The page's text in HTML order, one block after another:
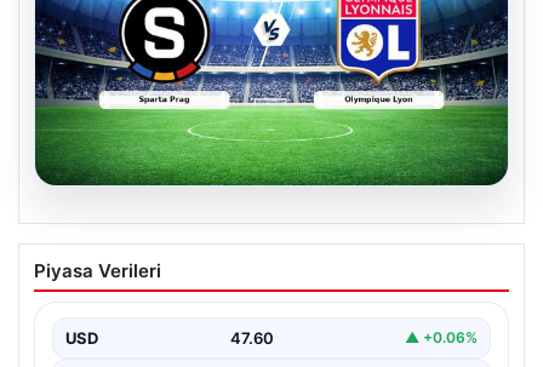
CANLI | Sparta Prag – Olympique Lyon
Canlı Maç Anlatımı
Piyasa Verileri
USD 47.60 ▲ +0.06%